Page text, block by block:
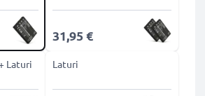
31,95 €
Laturi Laturi